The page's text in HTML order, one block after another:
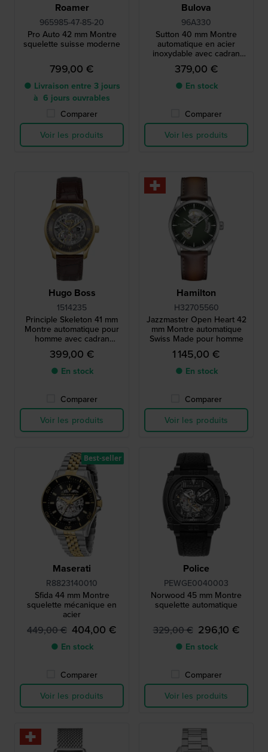
Roamer
965985-47-85-20
Pro Auto 42 mm Montre
squelette suisse moderne
799,00 €
● Livraison entre 3 jours
à 6 jours ouvrables
Comparer
Voir les produits
Bulova
96A330
Sutton 40 mm Montre
automatique en acier
inoxydable avec cadran
squelette
379,00 €
● En stock
Comparer
Voir les produits
Hugo Boss
1514235
Principle Skeleton 41 mm
Montre automatique pour
homme avec cadran
squelette
399,00 €
● En stock
Comparer
Voir les produits
Hamilton
H32705560
Jazzmaster Open Heart 42
mm Montre automatique
Swiss Made pour homme
1 145,00 €
● En stock
Comparer
Voir les produits
Maserati
R8823140010
Sfida 44 mm Montre
squelette mécanique en
acier
449,00 € 404,00 €
● En stock
Comparer
Voir les produits
Best-seller
Police
PEWGE0040003
Norwood 45 mm Montre
squelette automatique
329,00 € 296,10 €
● En stock
Comparer
Voir les produits